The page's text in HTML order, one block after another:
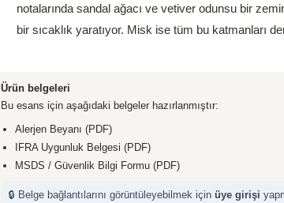
notalarında sandal ağacı ve vetiver odunsu bir
bir sıcaklık yaratıyor. Misk ise tüm bu katmanları
Ürün belgeleri
Bu esans için aşağıdaki belgeler hazırlanmıştır:
Alerjen Beyanı (PDF)
IFRA Uygunluk Belgesi (PDF)
MSDS / Güvenlik Bilgi Formu (PDF)
🔒 Belge bağlantılarını görüntüleyebilmek için üye girişi